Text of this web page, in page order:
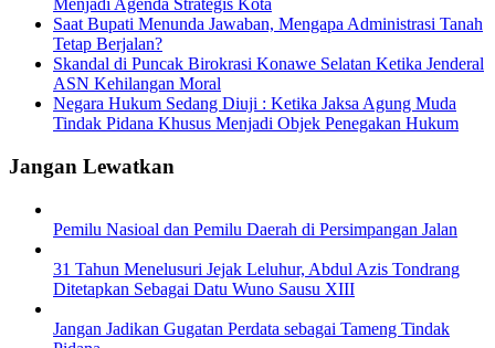
Menjadi Agenda Strategis Kota
Saat Bupati Menunda Jawaban, Mengapa Administrasi Tanah
Tetap Berjalan?
Skandal di Puncak Birokrasi Konawe Selatan Ketika Jenderal
ASN Kehilangan Moral
Negara Hukum Sedang Diuji : Ketika Jaksa Agung Muda
Tindak Pidana Khusus Menjadi Objek Penegakan Hukum
Jangan Lewatkan
Pemilu Nasioal dan Pemilu Daerah di Persimpangan Jalan
31 Tahun Menelusuri Jejak Leluhur, Abdul Azis Tondrang
Ditetapkan Sebagai Datu Wuno Sausu XIII
Jangan Jadikan Gugatan Perdata sebagai Tameng Tindak